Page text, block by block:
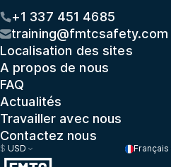
+1 337 451 4685
training@fmtcsafety.com
Localisation des sites
A propos de nous
FAQ
Actualités
Travailler avec nous
Contactez nous
$ USD Français